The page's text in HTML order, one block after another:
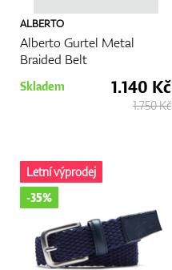
ALBERTO
Alberto Gurtel Metal
Braided Belt
Skladem 1.140 Kč
1.750 Kč
Letní výprodej
-35%